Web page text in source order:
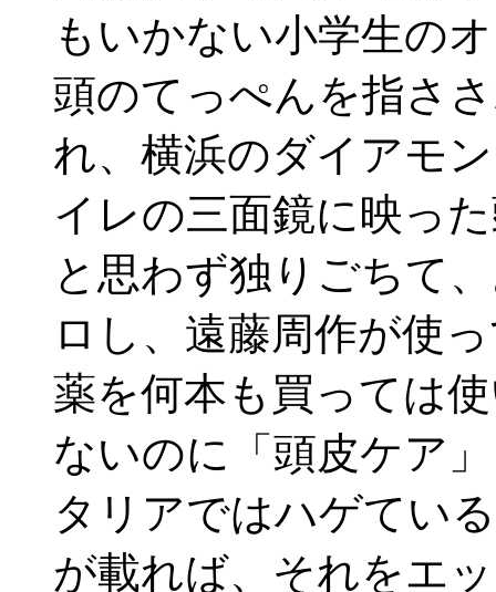
もいかない小学生の
頭のてっぺんを指さ
れ、横浜のダイアモ
イレの三面鏡に映っ
と思わず独りごちて
ロし、遠藤周作が使
薬を何本も買っては
ないのに「頭皮ケア
タリアではハゲてい
が載れば、それをエ